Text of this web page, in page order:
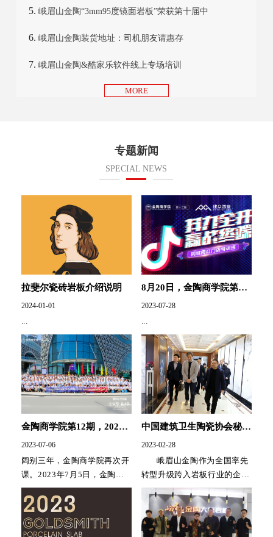
峨眉山金陶“3mm95度镜面岩板”荣获第十届中
峨眉山金陶装货地址：司机朋友请惠存
峨眉山金陶&酷家乐软件线上专场培训
MORE
专题新闻
SPECIAL NEWS
拉斐尔瓷砖岩板介绍说明
2024-01-01
...
8月20日，金陶商学院第13
期——【抖音专场】开课，
2023-07-28
...
金陶商学院第12期，2023
赋能终端《合筑梦·赢未
2023-07-06
阔别三年，金陶商学院再次开
课。2023年7月5日，金陶商
学院第十二期圆满结业，本次
商学院以“合筑梦，赢未来”为
主题，研讨交流，拓宽...
中国建筑卫生陶瓷协会秘书
长宫卫、传媒中心主任马德
2023-02-28
峨眉山金陶作为全国率先
转型升级跨入岩板行业的企业
之一，于2020年获中国建筑...